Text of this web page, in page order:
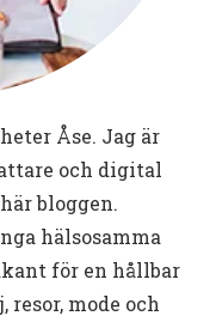
Åse. Jag är
och digital
bloggen.
hälsosamma
för en hållbar
mode och